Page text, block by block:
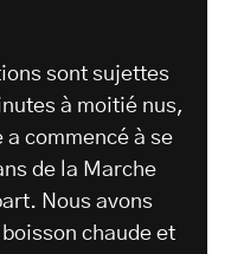
sont sujettes
à moitié nus,
commencé à se
de la Marche
Nous avons
chaude et